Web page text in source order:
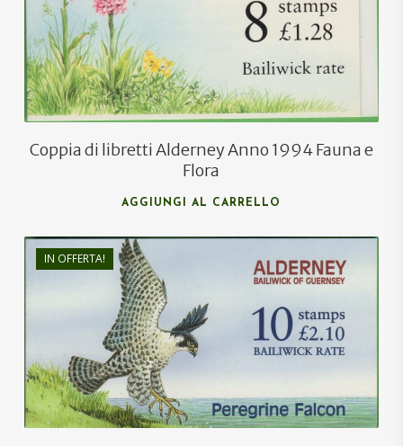
Coppia di libretti Alderney Anno 1994 Fauna e
Flora
AGGIUNGI AL CARRELLO
IN OFFERTA!
27,00
€16,50